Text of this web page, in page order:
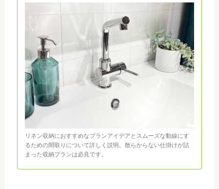
リネン収納におすすめなプランアイデアとスムーズな動線にす
るための間取りについて詳しく説明。散らからない仕掛けが詰
まった収納プランは必見です。